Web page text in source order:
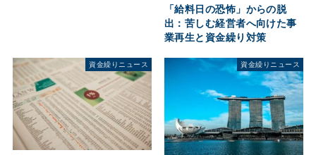
「給料日の恐怖」からの脱
出：苦しむ経営者へ向けた事
業再生と資金繰り対策
資金繰りニュース 資金繰りニュース